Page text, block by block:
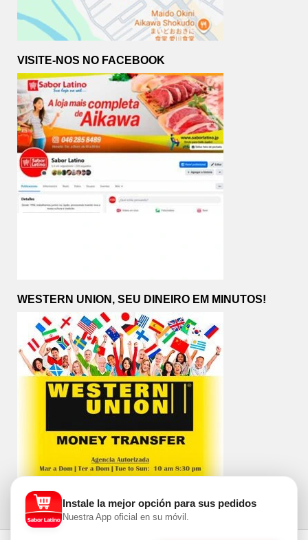
VISITE-NOS NO FACEBOOK
WESTERN UNION, SEU DINEIRO EM MINUTOS!
Instale la mejor opción para sus pedidos
Nuestra App oficial en su móvil.